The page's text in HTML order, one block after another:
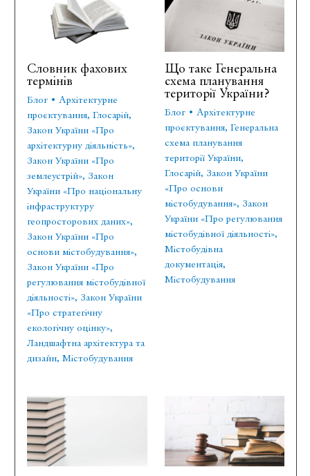
Словник фахових
термінів
Блог • Архітектурне
проєктування, Глосарій,
Закон України «Про
архітектурну діяльність»,
Закон України «Про
землеустрій», Закон
України «Про національну
інфраструктуру
геопросторових даних»,
Закон України «Про
основи містобудування»,
Закон України «Про
регулювання містобудівної
діяльності», Закон України
«Про стратегічну
екологічну оцінку»,
Ландшафтна архітектура та
дизайн, Містобудування
Що таке Генеральна
схема планування
території України?
Блог• Архітектурне
проєктування, Генеральна
схема планування
території України,
Глосарій, Закон України
«Про основи
містобудування», Закон
України «Про регулювання
містобудівної діяльності»,
Містобудівна
документація,
Містобудування